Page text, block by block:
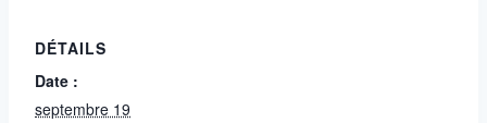
DÉTAILS
Date :
septembre 19